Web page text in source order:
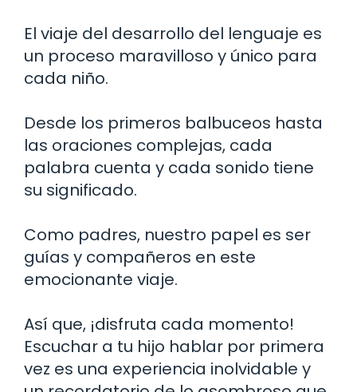
El viaje del desarrollo del lenguaje es
un proceso maravilloso y único para
cada niño.
Desde los primeros balbuceos hasta
las oraciones complejas, cada
palabra cuenta y cada sonido tiene
su significado.
Como padres, nuestro papel es ser
guías y compañeros en este
emocionante viaje.
Así que, ¡disfruta cada momento!
Escuchar a tu hijo hablar por primera
vez es una experiencia inolvidable y